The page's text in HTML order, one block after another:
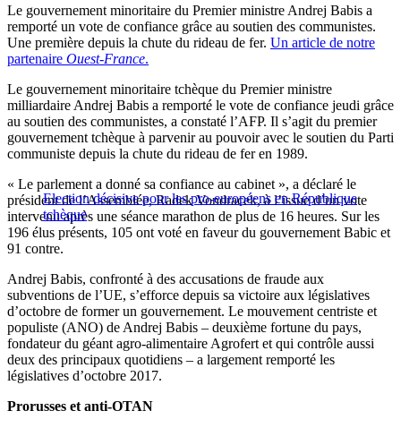
Le gouvernement minoritaire du Premier ministre Andrej Babis a
remporté un vote de confiance grâce au soutien des communistes.
Une première depuis la chute du rideau de fer. Un article de notre
partenaire Ouest-France.
Le gouvernement minoritaire tchèque du Premier ministre
milliardaire Andrej Babis a remporté le vote de confiance jeudi grâce
au soutien des communistes, a constaté l’AFP. Il s’agit du premier
gouvernement tchèque à parvenir au pouvoir avec le soutien du Parti
communiste depuis la chute du rideau de fer en 1989.
Election décisive pour les pro-européens en République
tchèque
« Le parlement a donné sa confiance au cabinet », a déclaré le
président de l’Assemblée, Radek Vondracek, à l’issue d’un vote
intervenu après une séance marathon de plus de 16 heures. Sur les
196 élus présents, 105 ont voté en faveur du gouvernement Babic et
91 contre.
Andrej Babis, confronté à des accusations de fraude aux
subventions de l’UE, s’efforce depuis sa victoire aux législatives
d’octobre de former un gouvernement. Le mouvement centriste et
populiste (ANO) de Andrej Babis – deuxième fortune du pays,
fondateur du géant agro-alimentaire Agrofert et qui contrôle aussi
deux des principaux quotidiens – a largement remporté les
législatives d’octobre 2017.
Prorusses et anti-OTAN